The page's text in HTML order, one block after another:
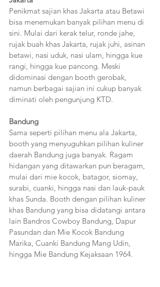
Penikmat sajian khas Jakarta atau Betawi
bisa menemukan banyak pilihan menu di
sini. Mulai dari kerak telur, ronde jahe,
rujak buah khas Jakarta, rujak juhi, asinan
betawi, nasi uduk, nasi ulam, hingga kue
rangi, hingga kue pancong. Meski
didominasi dengan booth gerobak,
namun berbagai sajian ini cukup banyak
diminati oleh pengunjung KTD.
Bandung
Sama seperti pilihan menu ala Jakarta,
booth yang menyuguhkan pilihan kuliner
daerah Bandung juga banyak. Ragam
hidangan yang ditawarkan pun beragam,
mulai dari mie kocok, batagor, siomay,
surabi, cuanki, hingga nasi dan lauk-pauk
khas Sunda. Booth dengan pilihan kuliner
khas Bandung yang bisa didatangi antara
lain Bandros Cowboy Bandung, Dapur
Pasundan dan Mie Kocok Bandung
Marika, Cuanki Bandung Mang Udin,
hingga Mie Bandung Kejaksaan 1964.